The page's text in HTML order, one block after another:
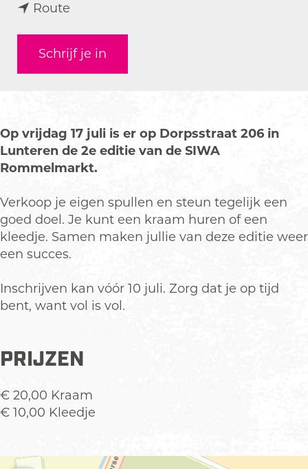
I
W
o
r
o
m
m
m
a
Route
r
S
A
Z
o
g
r
o
e
l
r
k
Schrijf je in
Op vrijdag 17 juli is er op Dorpsstraat 206 in
Lunteren de 2e editie van de SIWA
Rommelmarkt.
Verkoop je eigen spullen en steun tegelijk een
goed doel. Je kunt een kraam huren of een
kleedje. Samen maken jullie van deze editie weer
een succes.
Inschrijven kan vóór 10 juli. Zorg dat je op tijd
bent, want vol is vol.
PRIJZEN
€ 20,00 Kraam
€ 10,00 Kleedje